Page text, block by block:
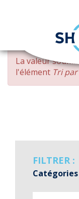
Aller
contenu
principal
MESSAGE
D'ERREUR
La valeur
l'élément Tri
FILTRER :